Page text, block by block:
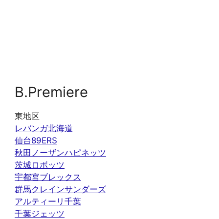
B.Premiere
東地区
レバンガ北海道
仙台89ERS
秋田ノーザンハピネッツ
茨城ロボッツ
宇都宮ブレックス
群馬クレインサンダーズ
アルティーリ千葉
千葉ジェッツ